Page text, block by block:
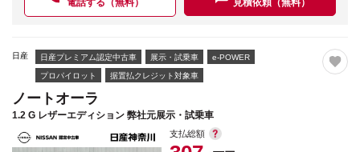
電話する（無料）
見積依頼（無料）
日産 日産プレミアム認定中古車 展示・試乗車 e-POWER
プロパイロット 据置払クレジット対象車
ノートオーラ
1.2 G レザーエディション 弊社元展示・試乗車
支払総額